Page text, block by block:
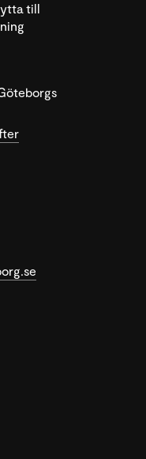
till